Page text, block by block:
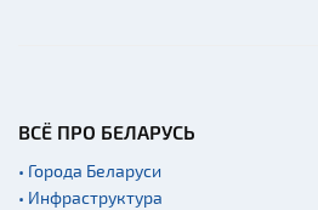
ВСЁ ПРО БЕЛАРУСЬ
• Города Беларуси
• Инфраструктура